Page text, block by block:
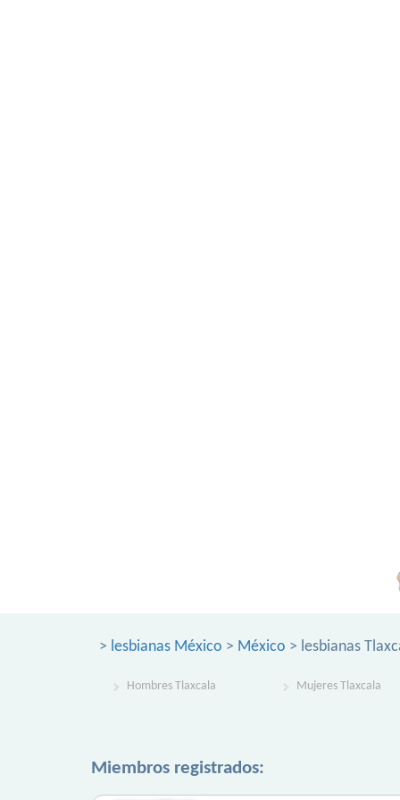
> lesbianas México > México > lesbianas
Hombres Tlaxcala Mujeres Tlaxcala
Miembros registrados: